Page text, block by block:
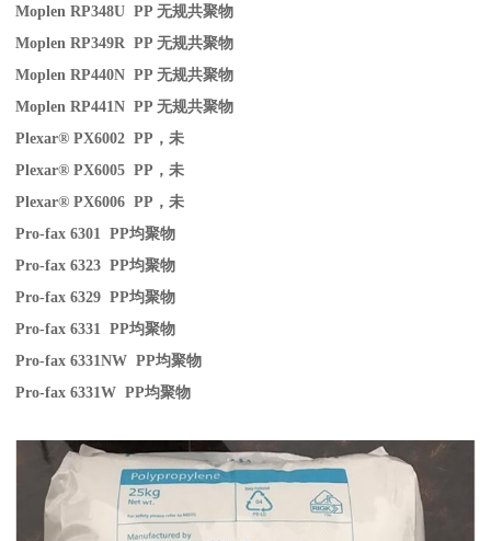
Moplen RP348U PP无规共聚物
Moplen RP349R PP无规共聚物
Moplen RP440N PP无规共聚物
Moplen RP441N PP无规共聚物
Plexar® PX6002 PP ，未
Plexar® PX6005 PP ，未
Plexar® PX6006 PP ，未
Pro-fax 6301 PP均聚物
Pro-fax 6323 PP均聚物
Pro-fax 6329 PP均聚物
Pro-fax 6331 PP均聚物
Pro-fax 6331NW PP均聚物
Pro-fax 6331W PP均聚物